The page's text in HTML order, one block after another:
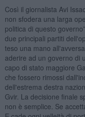
Così il giornalista Avi
non sfodera una larga
politica di questo
due principali partiti
teso una mano
aderire ad un governo di
capo di stato maggiore
che fossero rimossi
dell'estrema destra
Gvir. La decisione finale
non è semplice. Se